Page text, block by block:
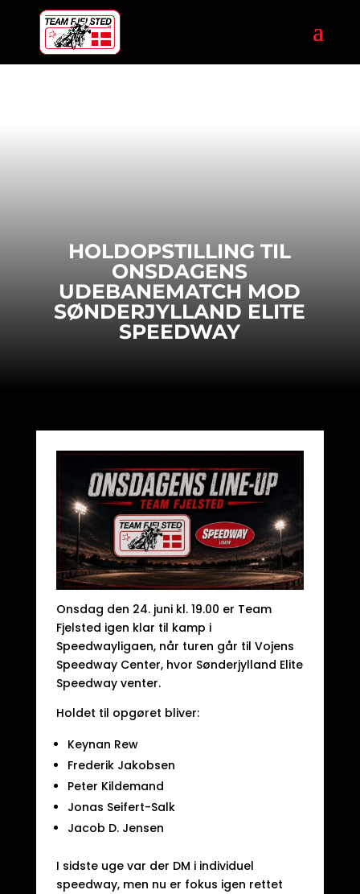
HOLDOPSTILLING TIL
ONSDAGENS
UDEBANEMATCH MOD
SØNDERJYLLAND ELITE
SPEEDWAY
Onsdag den 24. juni kl. 19.00 er Team
Fjelsted igen klar til kamp i
Speedwayligaen, når turen går til Vojens
Speedway Center, hvor Sønderjylland Elite
Speedway venter.
Holdet til opgøret bliver:
Keynan Rew
Frederik Jakobsen
Peter Kildemand
Jonas Seifert-Salk
Jacob D. Jensen
I sidste uge var der DM i individuel
speedway, men nu er fokus igen rettet